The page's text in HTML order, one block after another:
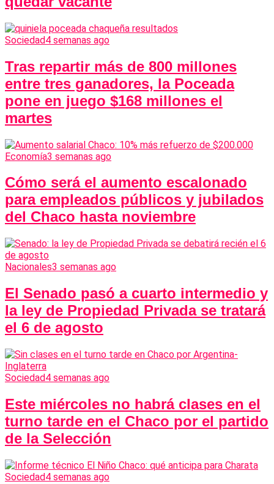
Sociedad4 semanas ago
Tras repartir más de 800 millones
entre tres ganadores, la Poceada
pone en juego $168 millones el
martes
Economía3 semanas ago
Cómo será el aumento escalonado
para empleados públicos y jubilados
del Chaco hasta noviembre
Nacionales3 semanas ago
El Senado pasó a cuarto intermedio y
la ley de Propiedad Privada se tratará
el 6 de agosto
Sociedad4 semanas ago
Este miércoles no habrá clases en el
turno tarde en el Chaco por el partido
de la Selección
Sociedad4 semanas ago